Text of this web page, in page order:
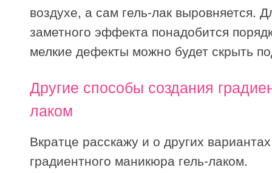
воздухе, а сам гель-лак выровняется.
заметного эффекта понадобится
мелкие дефекты можно будет скрыть
Другие способы создания
лаком
Вкратце расскажу и о других
градиентного маникюра гель-лаком.